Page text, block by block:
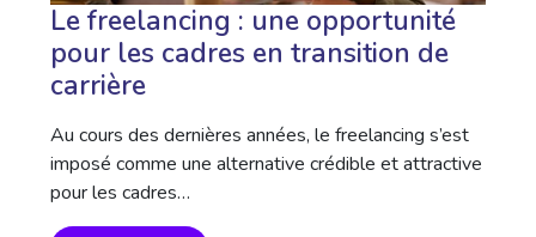
Le freelancing : une opportunité
pour les cadres en transition de
carrière
Au cours des dernières années, le freelancing s’est
imposé comme une alternative crédible et attractive
pour les cadres…